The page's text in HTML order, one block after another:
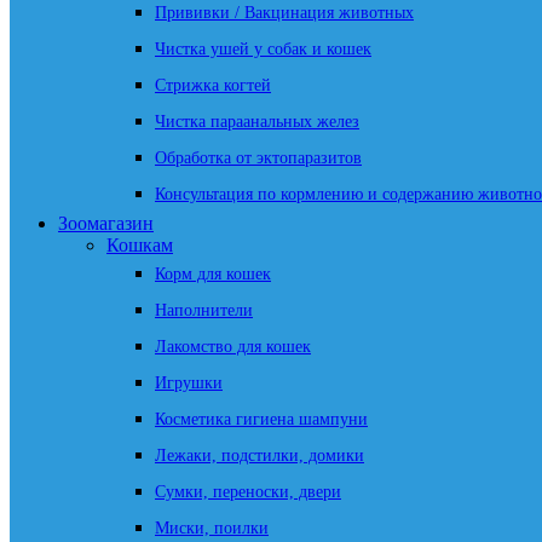
Прививки / Вакцинация животных
Чистка ушей у собак и кошек
Стрижка когтей
Чистка параанальных желез
Обработка от эктопаразитов
Консультация по кормлению и содержанию
Зоомагазин
Кошкам
Корм для кошек
Наполнители
Лакомство для кошек
Игрушки
Косметика гигиена шампуни
Лежаки, подстилки, домики
Сумки, переноски, двери
Миски, поилки